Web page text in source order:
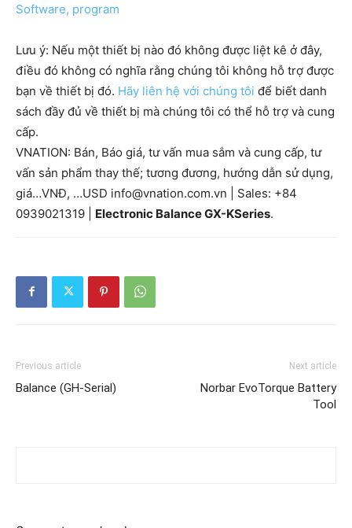
Software, program
Lưu ý: Nếu một thiết bị nào đó không được liệt kê ở đây,
điều đó không có nghĩa rằng chúng tôi không hỗ trợ được
bạn về thiết bị đó. Hãy liên hệ với chúng tôi để biết danh
sách đầy đủ về thiết bị mà chúng tôi có thể hỗ trợ và cung
cấp.
VNATION: Bán, Báo giá, tư vấn mua sắm và cung cấp, tư
vấn sản phẩm thay thế; tương đương, hướng dẫn sử dụng,
giá…VNĐ, …USD info@vnation.com.vn | Sales: +84
0939021319 | Electronic Balance GX-KSeries.
Previous article
Balance (GH-Serial)
Next article
Norbar EvoTorque Battery
Tool